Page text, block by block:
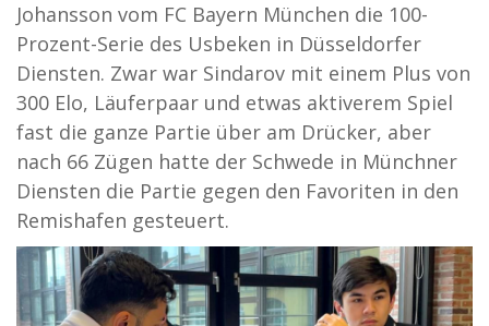
Johansson vom FC Bayern München die 100-
Prozent-Serie des Usbeken in Düsseldorfer
Diensten. Zwar war Sindarov mit einem Plus von
300 Elo, Läuferpaar und etwas aktiverem Spiel
fast die ganze Partie über am Drücker, aber
nach 66 Zügen hatte der Schwede in Münchner
Diensten die Partie gegen den Favoriten in den
Remishafen gesteuert.